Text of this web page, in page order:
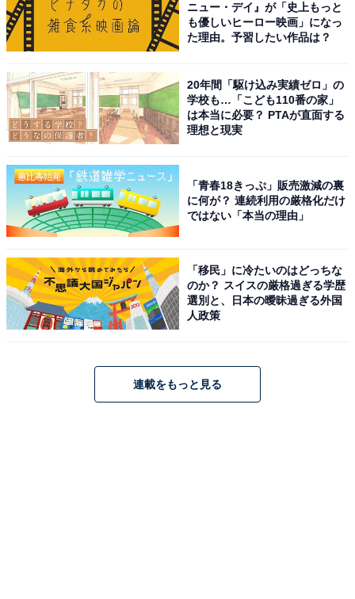
ニュー・デイ』が「史上もっと
も優しいヒーロー映画」になっ
た理由。予習したい作品は？
20年間「駆け込み実績ゼロ」の
学校も…「こども110番の家」
は本当に必要？ PTAが直面する
理想と現実
「青春18きっぷ」販売激減の裏
に何が？ 連続利用の厳格化だけ
ではない「本当の理由」
「移民」に冷たいのはどっちな
のか？ スイスの厳格過ぎる学歴
選別と、日本の曖昧過ぎる外国
人政策
連載をもっと見る